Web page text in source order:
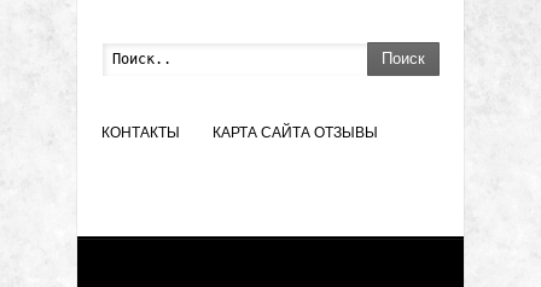
Поиск
КОНТАКТЫ КАРТА САЙТА ОТЗЫВЫ